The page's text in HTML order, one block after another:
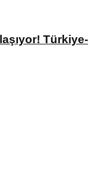
Türkiye-